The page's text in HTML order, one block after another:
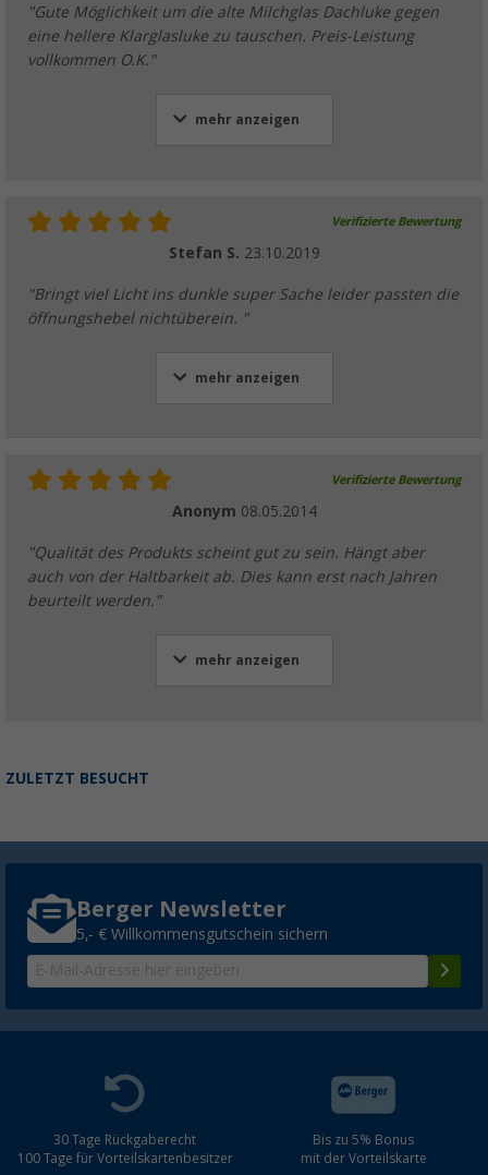
"Gute Möglichkeit um die alte Milchglas Dachluke gegen
eine hellere Klarglasluke zu tauschen. Preis-Leistung
vollkommen O.K."
mehr anzeigen
Verifizierte Bewertung
Stefan S. 23.10.2019
"Bringt viel Licht ins dunkle super Sache leider passten die
öffnungshebel nichtüberein. "
mehr anzeigen
Verifizierte Bewertung
Anonym 08.05.2014
"Qualität des Produkts scheint gut zu sein. Hängt aber
auch von der Haltbarkeit ab. Dies kann erst nach Jahren
beurteilt werden."
mehr anzeigen
ZULETZT BESUCHT
Berger Newsletter
5,- € Willkommensgutschein sichern
30 Tage Rückgaberecht
100 Tage für Vorteilskartenbesitzer
Bis zu 5% Bonus
mit der Vorteilskarte